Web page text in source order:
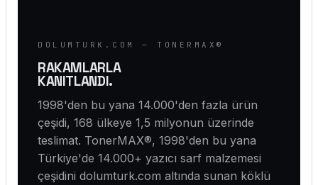
DOLUMTURK.COM — TONERMAX®
RAKAMLARLA
KANITLANDI.
1998'den bu yana 14.000'den fazla ürün
çeşidi, 168 ülkeye 1,5 milyonun üzerinde
teslimat. TonerMAX®, 1998'den bu yana
Türkiye'de 14.000+ yazıcı sarf malzemesi
çeşidini dolumturk.com altında sunan köklü